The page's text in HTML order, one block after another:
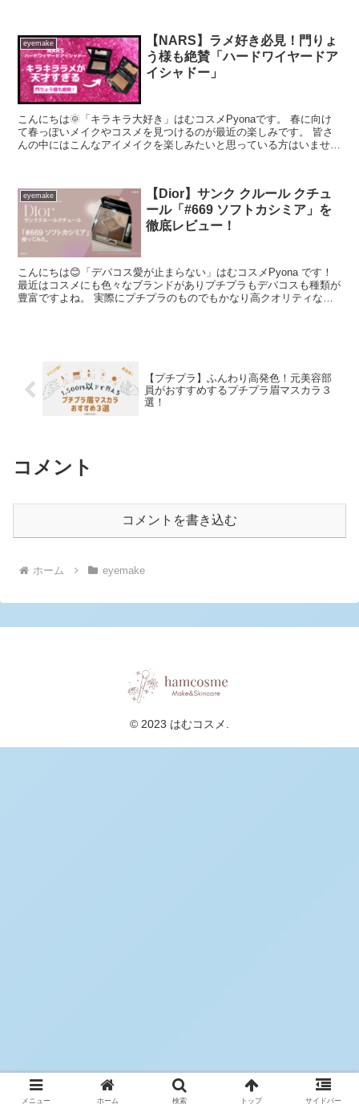
eyemake
【NARS】ラメ好き必見！門りょ
う様も絶賛「ハードワイヤードア
イシャドー」
こんにちは🌞「キラキラ大好き」はむコスメPyonaです。 春に向け
て春っぽいメイクやコスメを見つけるのが最近の楽しみです。 皆さ
んの中にはこんなアイメイクを楽しみたいと思っている方はいません
eyemake
【Dior】サンク クルール クチュ
ール「#669 ソフトカシミア」を
徹底レビュー！
こんにちは😊「デパコス愛が止まらない」はむコスメPyona です！
最近はコスメにも色々なブランドがありプチプラもデパコスも種類が
豊富ですよね。 実際にプチプラのものでもかなり高クオリティなア
【プチプラ】ふんわり高発色！元美容部
員がおすすめするプチプラ眉マスカラ３
選！
コメント
コメントを書き込む
ホーム eyemake
© 2023 はむコスメ.
メニュー ホーム 検索 トップ サイドバー